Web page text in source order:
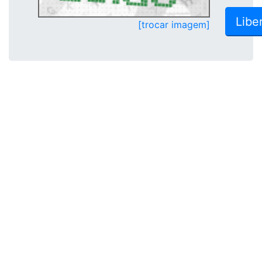
[trocar imagem]